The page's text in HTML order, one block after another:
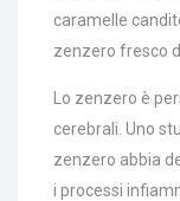
caramelle
zenzero fresco
Lo zenzero è
cerebrali. Uno
zenzero abbia
i processi